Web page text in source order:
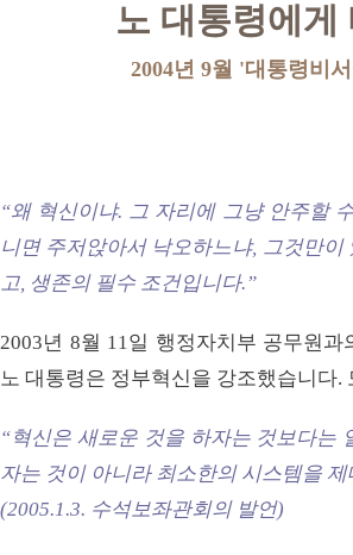
노 대통령에
2004년 9월 '대통령비
“왜 혁신이냐. 그 자리에 그냥 안주할
니면 주저앉아서 낙오하느냐, 그것만
고, 생존의 필수 조건입니다.”
2003년 8월 11일 행정자치부 공무원
노 대통령은 정부혁신을 강조했습니다
“혁신은 새로운 것을 하자는 것보다는
자는 것이 아니라 최소한의 시스템을
(2005.1.3. 수석보좌관회의 발언)